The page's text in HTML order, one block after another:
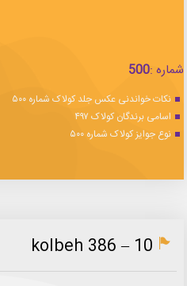
شماره :500
نکات خواندنی عکس جلد کولاک شماره ۵۰۰
اسامی برندگان کولاک ۴۹۷
نوع جوایز کولاک شماره ۵۰۰
kolbeh 386 – 10